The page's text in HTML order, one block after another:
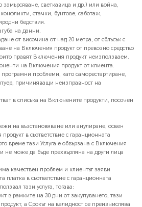
светкавица и др.) или война,
стачки, бунтове, саботаж,
бедствия.
на данни.
от височина от над 20 метра, от сблъсък с
на Включения продукт от превозно средство
правят Включения продукт неизползваем.
на Включения продукт от клиента.
проблеми, като саморестартиране,
причиняващи неизправност на
в списъка на Включените продукти, посочен
на възстановяване или анулиране, освен
в съответствие с гаранционната
време тази Услуга е обвързана с Включения
не може да бъде прехвърляна на други лица
качествен проблем и клиентът заяви
платка в съответствие с гаранционната
тази услуга, тогава:
в рамките на 30 дни от закупуването, тази
а Срокът на валидност се преизчислява